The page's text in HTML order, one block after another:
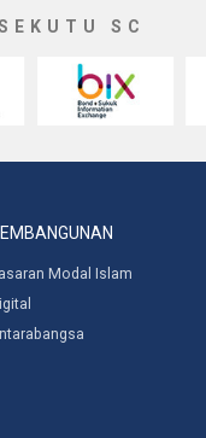
SC
Modal Islam